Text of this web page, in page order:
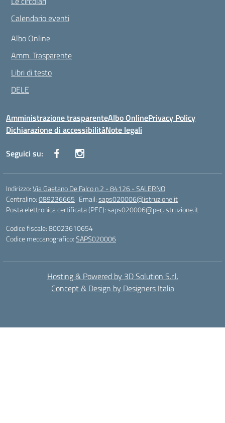
Calendario eventi
Albo Online
Amm. Trasparente
Libri di testo
DELE
Amministrazione trasparenteAlbo OnlinePrivacy Policy
Dichiarazione di accessibilitàNote legali
Seguici su:
Indirizzo:Via Gaetano De Falco n.2 - 84126 - SALERNO
Centralino:089236665 Email:saps020006@istruzione.it
Posta elettronica certificata (PEC):saps020006@pec.istruzione.it
Codice fiscale: 80023610654
Codice meccanografico:SAPS020006
Hosting & Powered by 3D Solution S.r.l.
Concept & Design by Designers Italia